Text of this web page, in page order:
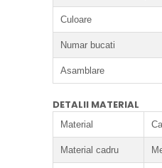
Culoare
Numar bucati
Asamblare
DETALII MATERIAL
Material
Material cadru